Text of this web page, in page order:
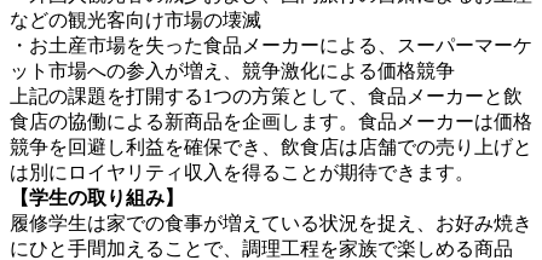
などの観光客向け市場の壊滅
・お土産市場を失った食品メーカーによる、スーパーマーケ
ット市場への参入が増え、競争激化による価格競争
上記の課題を打開する1つの方策として、食品メーカーと飲
食店の協働による新商品を企画します。食品メーカーは価格
競争を回避し利益を確保でき、飲食店は店舗での売り上げと
は別にロイヤリティ収入を得ることが期待できます。
【学生の取り組み】
履修学生は家での食事が増えている状況を捉え、お好み焼き
にひと手間加えることで、調理工程を家族で楽しめる商品